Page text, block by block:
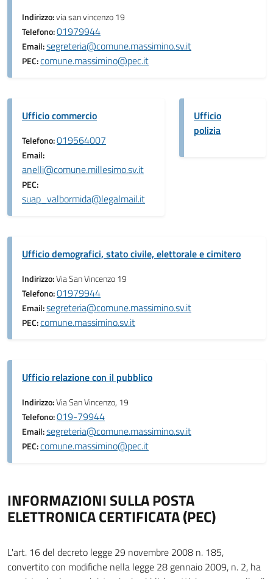
Indirizzo:via san vincenzo 19
Telefono:01979944
Email:segreteria@comune.massimino.sv.it
PEC:comune.massimino@pec.it
Ufficio commercio
Telefono:019564007
Email:
anelli@comune.millesimo.sv.it
PEC:
suap_valbormida@legalmail.it
Ufficio
polizia
Ufficio demografici, stato civile, elettorale e cimitero
Indirizzo:Via San Vincenzo 19
Telefono:01979944
Email:segreteria@comune.massimino.sv.it
PEC:comune.massimino.sv.it
Ufficio relazione con il pubblico
Indirizzo:Via San Vincenzo, 19
Telefono:019-79944
Email:segreteria@comune.massimino.sv.it
PEC:comune.massimino@pec.it
INFORMAZIONI SULLA POSTA
ELETTRONICA CERTIFICATA (PEC)
L'art. 16 del decreto legge 29 novembre 2008 n. 185,
convertito con modifiche nella legge 28 gennaio 2009, n. 2, ha